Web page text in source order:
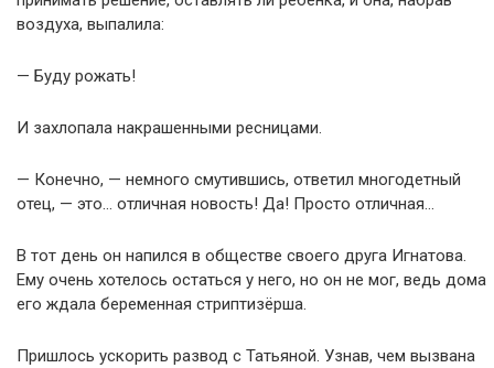
воздуха, выпалила:
— Буду рожать!
И захлопала накрашенными ресницами.
— Конечно, — немного смутившись, ответил многодетный
отец, — это… отличная новость! Да! Просто отличная…
В тот день он напился в обществе своего друга Игнатова.
Ему очень хотелось остаться у него, но он не мог, ведь дома
его ждала беременная стриптизёрша.
Пришлось ускорить развод с Татьяной. Узнав, чем вызвана